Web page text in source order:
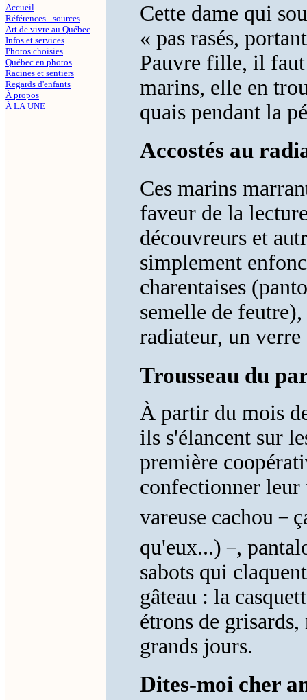
Accueil
Références - sources
Art de vivre au Québec
Infos et services
Photos choisies
Québec en photos
Racines et sentiers
Regards d'enfants
À propos
À LA UNE
Cette dame qui
« pas rasés,
Pauvre fille, il
marins, elle en
quais pendant la
Accostés au
Ces marins
faveur de la
découvreurs et
simplement
charentaises
semelle de
radiateur, un
Trousseau du
À partir du mois
ils s'élancent sur
première
confectionner leur
vareuse cachou
qu'eux...) ,
sabots qui
gâteau : la
étrons de
grands jours.
Dites-moi cher